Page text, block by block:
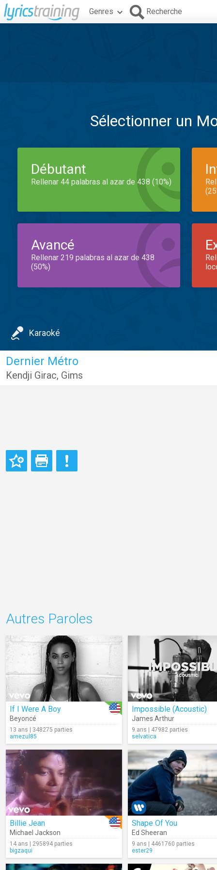
Genres Recherche
Sélectionner un
Débutant
Rellenar 44 palabras al azar de 438 (10%)
Avancé
Rellenar 219 palabras al azar de 438
(50%)
Karaoké
Dernier Métro
Kendji Girac, Gims
Autres Paroles
If I Were A Boy
Beyoncé
13 ans | 348275 parties
amezul85
Impossible (Acoustic)
James Arthur
9 ans | 47982 parties
selvatica
Billie Jean
Michael Jackson
14 ans | 295894 parties
bigzaqui
Shape Of You
Ed Sheeran
9 ans | 4461760 parties
ester29